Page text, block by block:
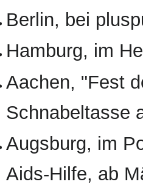
Berlin, bei
Hamburg, im
Aachen, "Fest
Schnabeltasse
Augsburg, im
Aids-Hilfe, ab